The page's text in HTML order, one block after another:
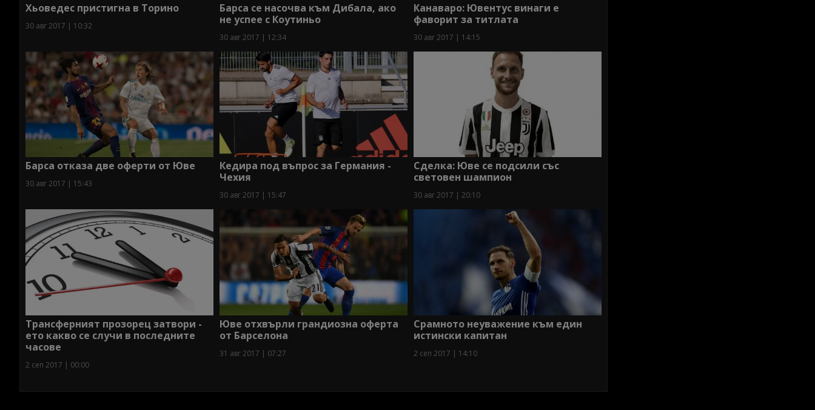
Хьоведес пристигна в Торино
30 авг 2017 | 10:32
Барса се насочва към Дибала, ако
не успее с Коутиньо
30 авг 2017 | 12:34
Канаваро: Ювентус винаги е
фаворит за титлата
30 авг 2017 | 14:15
Барса отказа две оферти от Юве
30 авг 2017 | 15:43
Кедира под въпрос за Германия -
Чехия
30 авг 2017 | 15:47
Сделка: Юве се подсили със
световен шампион
30 авг 2017 | 20:10
Трансферният прозорец затвори -
ето какво се случи в последните
часове
2 сеп 2017 | 00:00
Юве отхвърли грандиозна оферта
от Барселона
31 авг 2017 | 07:27
Срамното неуважение към един
истински капитан
2 сеп 2017 | 14:10